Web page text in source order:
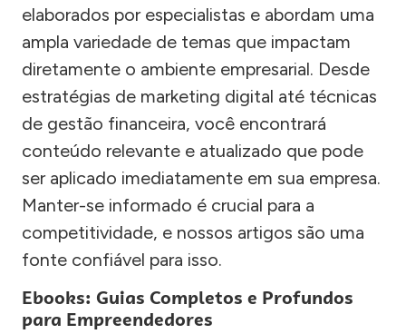
elaborados por especialistas e abordam uma
ampla variedade de temas que impactam
diretamente o ambiente empresarial. Desde
estratégias de marketing digital até técnicas
de gestão financeira, você encontrará
conteúdo relevante e atualizado que pode
ser aplicado imediatamente em sua empresa.
Manter-se informado é crucial para a
competitividade, e nossos artigos são uma
fonte confiável para isso.
Ebooks: Guias Completos e Profundos
para Empreendedores